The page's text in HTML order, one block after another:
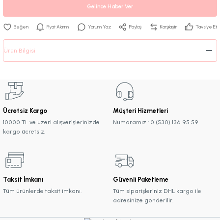
Gelince Haber Ver
Fiyat Alarmı Yorum Yaz Paylaş Karşılaştır Tavsiye Et
Ürün Bilgisi
Ücretsiz Kargo
10000 TL ve üzeri alışverişlerinizde
kargo ücretsiz.
Müşteri Hizmetleri
Numaramız : 0 (530) 136 95 59
Taksit İmkanı
Tüm ürünlerde taksit imkanı.
Güvenli Paketleme
Tüm siparişleriniz DHL kargo ile
adresinize gönderilir.